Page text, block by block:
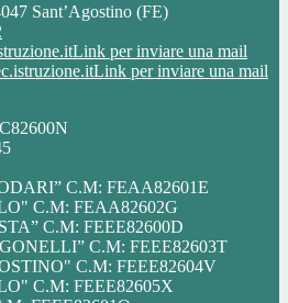
Sant’Agostino (FE)
Link per inviare una mail
Link per inviare una mail
C.M: FEAA82601E
C.M: FEAA82602G
C.M: FEEE82600D
C.M: FEEE82603T
C.M: FEEE82604V
C.M: FEEE82605X